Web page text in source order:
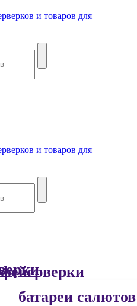
фейерверки
батареи салютов